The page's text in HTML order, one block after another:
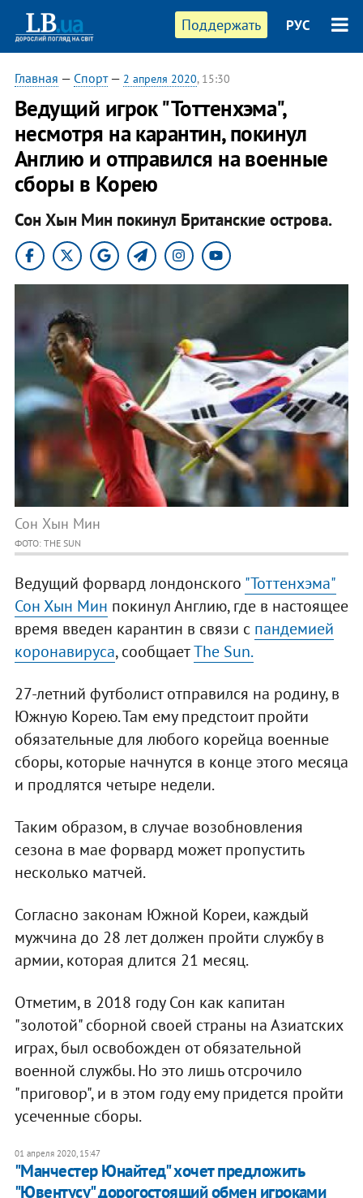
Поддержать РУС
Главная — Спорт— 2 апреля 2020, 15:30
Ведущий игрок "Тоттенхэма",
несмотря на карантин, покинул
Англию и отправился на военные
сборы в Корею
Сон Хын Мин покинул Британские острова.
Сон Хын Мин
ФОТО: THE SUN
Ведущий форвард лондонского "Тоттенхэма"
Сон Хын Мин покинул Англию, где в настоящее
время введен карантин в связи с пандемией
коронавируса, сообщаетThe Sun.
27-летний футболист отправился на родину, в
Южную Корею. Там ему предстоит пройти
обязательные для любого корейца военные
сборы, которые начнутся в конце этого месяца
и продлятся четыре недели.
Таким образом, в случае возобновления
сезона в мае форвард может пропустить
несколько матчей.
Согласно законам Южной Кореи, каждый
мужчина до 28 лет должен пройти службу в
армии, которая длится 21 месяц.
Отметим, в 2018 году Сон как капитан
"золотой" сборной своей страны на Азиатских
играх, был освобожден от обязательной
военной службы. Но это лишь отсрочило
"приговор", и в этом году ему придется пройти
усеченные сборы.
01 апреля 2020, 15:47
"Манчестер Юнайтед" хочет предложить
"Ювентусу" дорогостоящий обмен игроками